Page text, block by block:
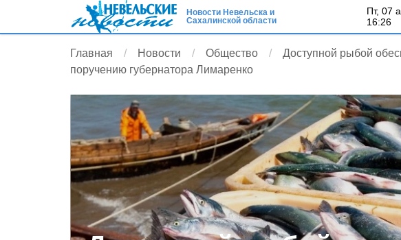
Новости Невельска и
Сахалинской области
пт, 07
16:26
Главная Новости Общество
Доступной рыбой
поручению губернатора Лимаренко